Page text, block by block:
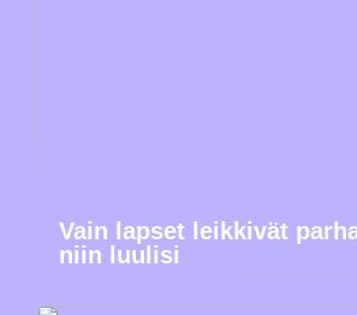
Vain lapset leikkivät
niin luulisi